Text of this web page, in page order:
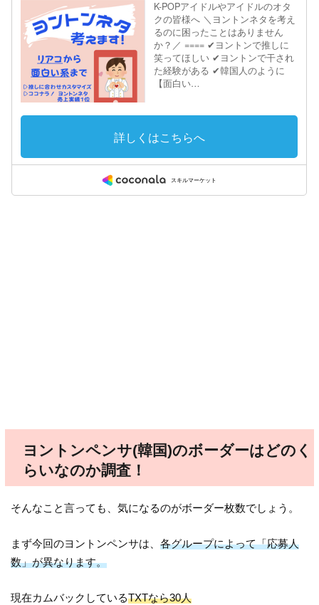
ヨントンペンサ(韓国)のボーダーはどのく
らいなのか調査！
そんなこと言っても、気になるのがボーダー枚数でしょう。
まず今回のヨントンペンサは、各グループによって「応募人
数」が異なります。
現在カムバックしているTXTなら30人